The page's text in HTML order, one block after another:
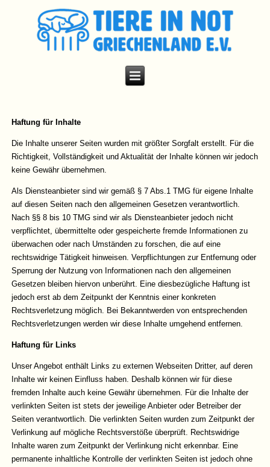
Haftung für Inhalte
Die Inhalte unserer Seiten wurden mit größter Sorgfalt erstellt. Für die
Richtigkeit, Vollständigkeit und Aktualität der Inhalte können wir jedoch
keine Gewähr übernehmen.
Als Diensteanbieter sind wir gemäß § 7 Abs.1 TMG für eigene Inhalte
auf diesen Seiten nach den allgemeinen Gesetzen verantwortlich.
Nach §§ 8 bis 10 TMG sind wir als Diensteanbieter jedoch nicht
verpflichtet, übermittelte oder gespeicherte fremde Informationen zu
überwachen oder nach Umständen zu forschen, die auf eine
rechtswidrige Tätigkeit hinweisen. Verpflichtungen zur Entfernung oder
Sperrung der Nutzung von Informationen nach den allgemeinen
Gesetzen bleiben hiervon unberührt. Eine diesbezügliche Haftung ist
jedoch erst ab dem Zeitpunkt der Kenntnis einer konkreten
Rechtsverletzung möglich. Bei Bekanntwerden von entsprechenden
Rechtsverletzungen werden wir diese Inhalte umgehend entfernen.
Haftung für Links
Unser Angebot enthält Links zu externen Webseiten Dritter, auf deren
Inhalte wir keinen Einfluss haben. Deshalb können wir für diese
fremden Inhalte auch keine Gewähr übernehmen. Für die Inhalte der
verlinkten Seiten ist stets der jeweilige Anbieter oder Betreiber der
Seiten verantwortlich. Die verlinkten Seiten wurden zum Zeitpunkt der
Verlinkung auf mögliche Rechtsverstöße überprüft. Rechtswidrige
Inhalte waren zum Zeitpunkt der Verlinkung nicht erkennbar. Eine
permanente inhaltliche Kontrolle der verlinkten Seiten ist jedoch ohne